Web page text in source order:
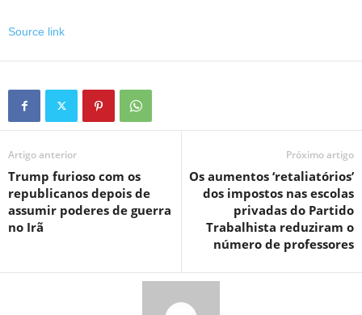
Source link
Artigo anterior
Trump furioso com os
republicanos depois de
assumir poderes de guerra
no Irã
Próximo artigo
Os aumentos ‘retaliatórios’
dos impostos nas escolas
privadas do Partido
Trabalhista reduziram o
número de professores